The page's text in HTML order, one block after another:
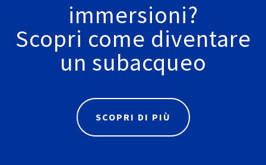
immersioni?
Scopri come diventare
un subacqueo
SCOPRI DI PIÙ